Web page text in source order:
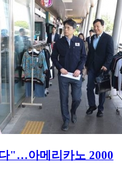
"…아메리카노 2000